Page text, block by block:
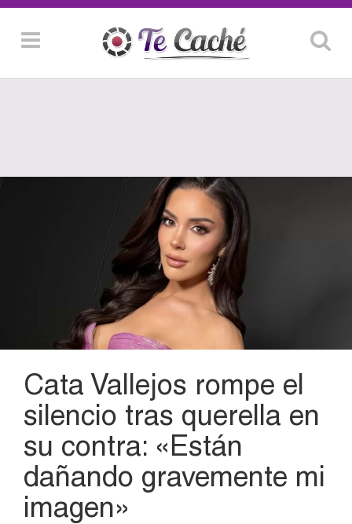
Cata Vallejos rompe el
silencio tras querella en
su contra: «Están
dañando gravemente mi
imagen»